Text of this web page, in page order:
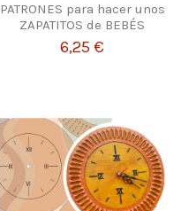
PATRONES para hacer unos
ZAPATITOS de BEBÉS
6,25 €